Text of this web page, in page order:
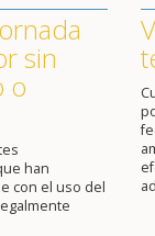
sin
o
han
con el uso del